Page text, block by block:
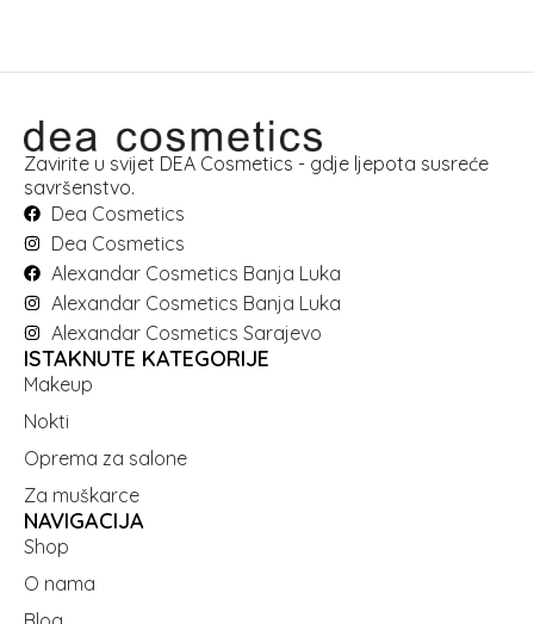
Zavirite u svijet DEA Cosmetics - gdje ljepota susreće
savršenstvo.
Dea Cosmetics
Dea Cosmetics
Alexandar Cosmetics Banja Luka
Alexandar Cosmetics Banja Luka
Alexandar Cosmetics Sarajevo
ISTAKNUTE KATEGORIJE
Makeup
Nokti
Oprema za salone
Za muškarce
NAVIGACIJA
Shop
O nama